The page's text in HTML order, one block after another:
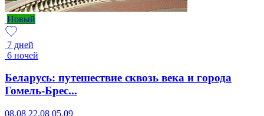
Новый
7 дней
6 ночей
Беларусь: путешествие сквозь века и города
Гомель-Брес...
08.08 22.08 05.09